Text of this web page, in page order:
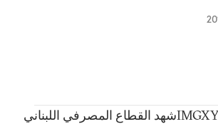
IMGXYZ3761IMGZYXشهد القطاع المصرفي اللبناني